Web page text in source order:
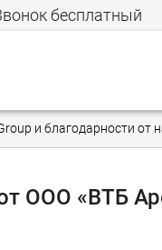
бесплатный
и благодарности от
ООО «ВТБ